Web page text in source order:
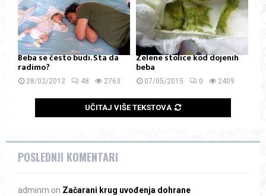
Beba se često budi. Šta da
radimo?
28/02/2012 48 2763
Zelene stolice kod dojenih
beba
07/05/2015 0 2409
UČITAJ VIŠE TEKSTOVA
POSLEDNJI KOMENTARI
adminm on Začarani krug uvođenja dohrane